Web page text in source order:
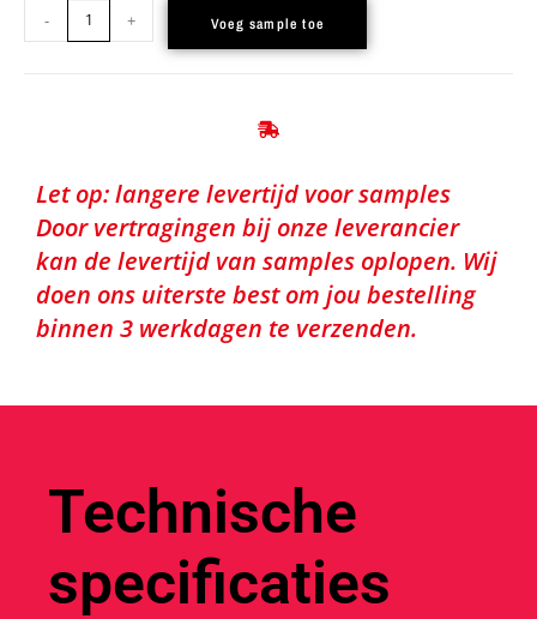
- + Voeg sample toe
Let op: langere levertijd voor samples
Door vertragingen bij onze leverancier
kan de levertijd van samples oplopen. Wij
doen ons uiterste best om jou bestelling
binnen 3 werkdagen te verzenden.
Technische
specificaties